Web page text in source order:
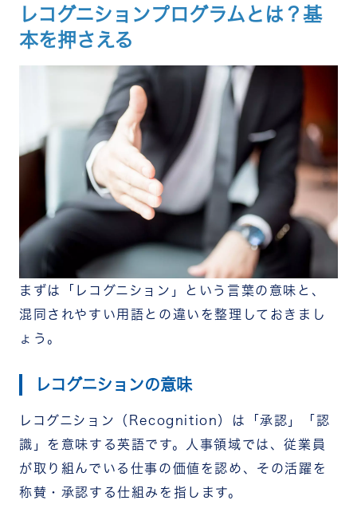
バリュー浸透・組織文化の醸成
管理職の負荷軽減
レコグニションプログラムの種類と選び方
インフォーマル型（日常の称賛・サンクスカー
ド・ピアボーナス）
ハイブリッド型（日常の称賛＋定期表彰の組み合
わせ）
レコグニションプログラムの制度設計を5ステップで
ステップ1｜目的の明確化：経営課題と紐づける
ステップ2｜称賛の基準を設計する：バリューバッ
ジの作り方
ステップ3｜運用ルールを決める
ステップ4｜社内への周知と巻き込み
ステップ5｜効果測定と改善サイクル
レコグニションプログラムの失敗パターンと対策
失敗2：特定の人ばかりが称賛され不公平感が生
る
レコグニションプログラムの日常運用イメージ
よくある称賛メッセージ例（シーン別）
称賛データから組織状態を読み解く
レコグニションプログラムを仕組み化するなら
まとめ
レコグニションプログラムとは？基
本を押さえる
まずは「レコグニション」という言葉の意味と、
混同されやすい用語との違いを整理しておきまし
ょう。
レコグニションの意味
レコグニション（Recognition）は「承認」「認
識」を意味する英語です。人事領域では、従業員
が取り組んでいる仕事の価値を認め、その活躍を
称賛・承認する仕組みを指します。